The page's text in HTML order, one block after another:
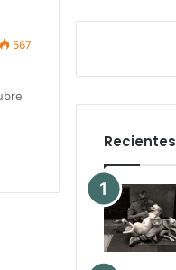
567
Recientes